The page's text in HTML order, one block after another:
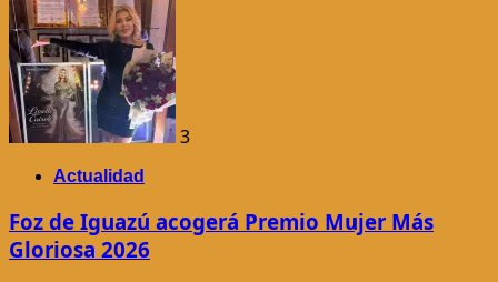
3
Actualidad
Foz de Iguazú acogerá Premio Mujer Más
Gloriosa 2026